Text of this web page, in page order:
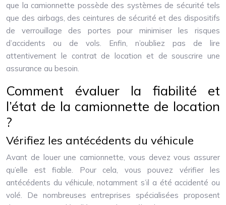
que la camionnette possède des systèmes de sécurité tels
que des airbags, des ceintures de sécurité et des dispositifs
de verrouillage des portes pour minimiser les risques
d’accidents ou de vols. Enfin, n’oubliez pas de lire
attentivement le contrat de location et de souscrire une
assurance au besoin.
Comment évaluer la fiabilité et
l’état de la camionnette de location
?
Vérifiez les antécédents du véhicule
Avant de louer une camionnette, vous devez vous assurer
qu’elle est fiable. Pour cela, vous pouvez vérifier les
antécédents du véhicule, notamment s’il a été accidenté ou
volé. De nombreuses entreprises spécialisées proposent